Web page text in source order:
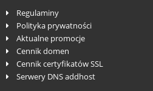
Regulaminy
Polityka prywatności
Aktualne promocje
Cennik domen
Cennik certyfikatów SSL
Serwery DNS addhost